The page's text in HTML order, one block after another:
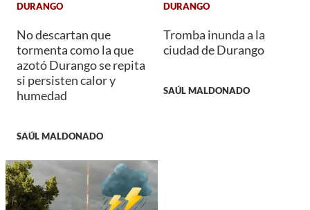
DURANGO
No descartan que
tormenta como la que
azotó Durango se repita
si persisten calor y
humedad
SAÚL MALDONADO
DURANGO
Tromba inunda a la
ciudad de Durango
SAÚL MALDONADO